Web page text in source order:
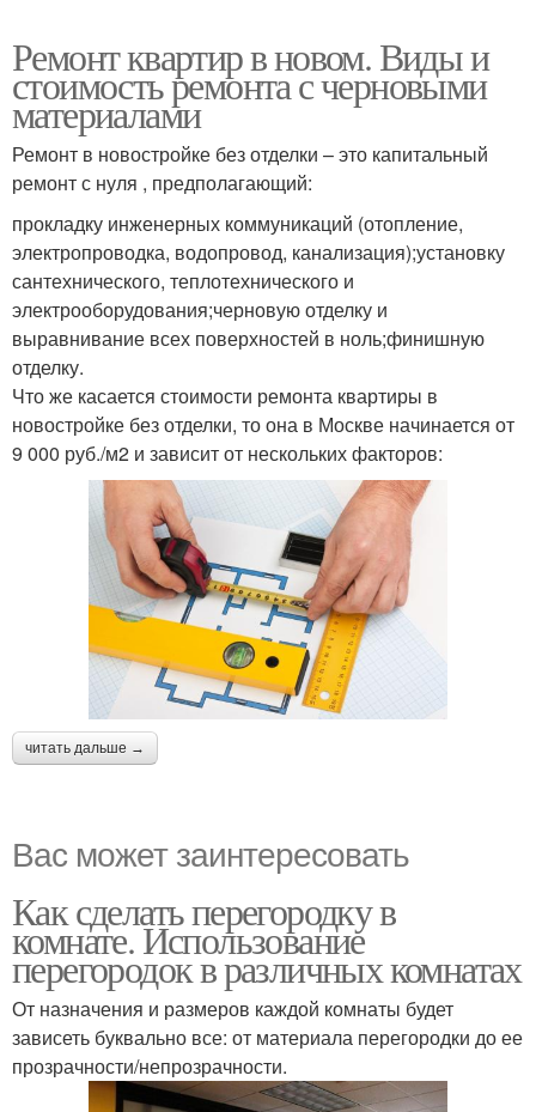
Ремонт квартир в новом. Виды и
стоимость ремонта с черновыми
материалами
Ремонт в новостройке без отделки – это капитальный
ремонт с нуля , предполагающий:
прокладку инженерных коммуникаций (отопление,
электропроводка, водопровод, канализация);установку
сантехнического, теплотехнического и
электрооборудования;черновую отделку и
выравнивание всех поверхностей в ноль;финишную
отделку.
Что же касается стоимости ремонта квартиры в
новостройке без отделки, то она в Москве начинается от
9 000 руб./м2 и зависит от нескольких факторов:
читать дальше →
Вас может заинтересовать
Как сделать перегородку в
комнате. Использование
перегородок в различных комнатах
От назначения и размеров каждой комнаты будет
зависеть буквально все: от материала перегородки до ее
прозрачности/непрозрачности.